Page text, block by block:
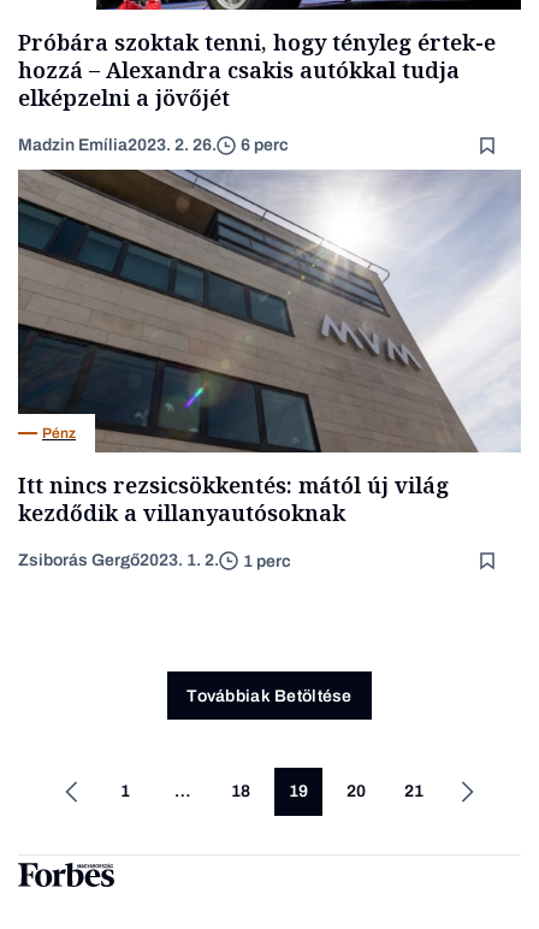
Próbára szoktak tenni, hogy tényleg értek-e
hozzá – Alexandra csakis autókkal tudja
elképzelni a jövőjét
Madzin Emília2023. 2. 26. 6 perc
Pénz
Itt nincs rezsicsökkentés: mától új világ
kezdődik a villanyautósoknak
Zsiborás Gergő2023. 1. 2. 1 perc
Továbbiak Betöltése
1 … 18 19 20 21